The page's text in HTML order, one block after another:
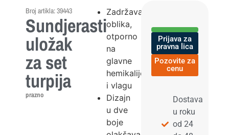
Broj artikla: 39443
Sundjerasti
uložak
za set
turpija
prazno
Zadržavanje
oblika,
otporno
na
glavne
hemikalije
i vlagu
Dizajn
u dve
boje
Prijava za
pravna lica
Pozovite za
cenu
Dostava
u roku
od 24